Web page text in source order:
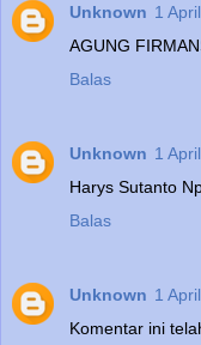
Unknown 1
AGUNG
Balas
Unknown 1
Harys Sutanto
Balas
Unknown 1
Komentar ini